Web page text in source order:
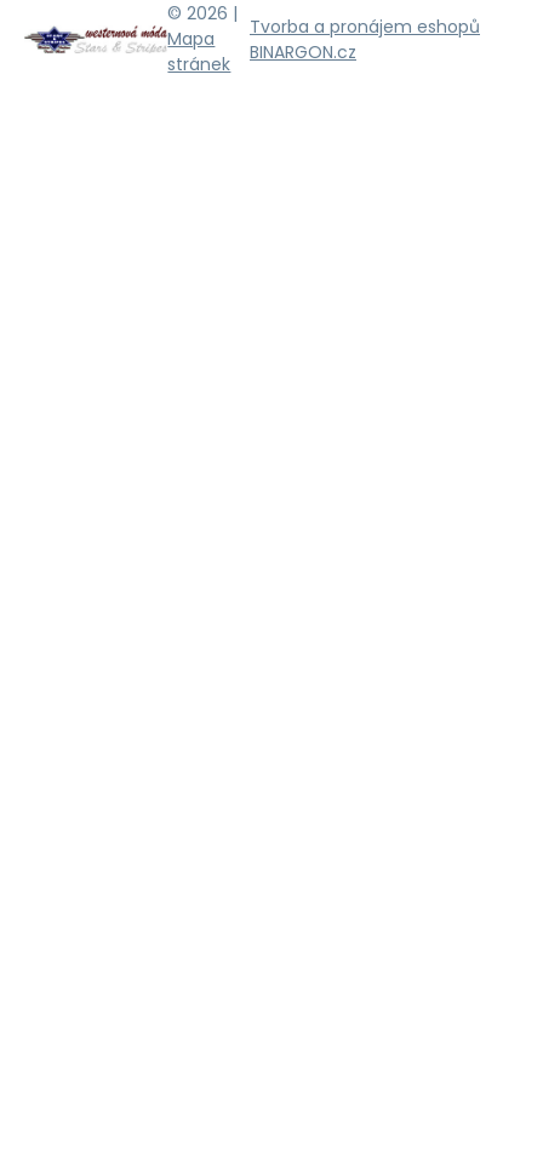
© 2026 |
Mapa
stránek
Tvorba a pronájem eshopů
BINARGON.cz